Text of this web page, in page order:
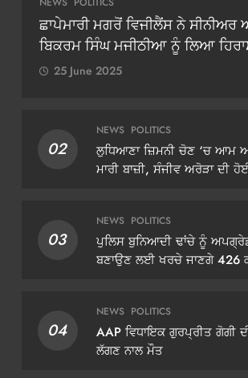
ਛਾਪੇਮਾਰੀ ਮਗਰੋਂ ਵਿਜੀਲੈਂਸ ਨੇ
ਬਿਕਰਮ ਸਿੰਘ ਮਜੀਠੀਆ ਨੂੰ ਲਿਆ
25 June 2025
02
NEWS POLITICS
ਲੁਧਿਆਣਾ ਜ਼ਿਮਨੀ ਚੋਣ ‘ਚ ਆਮ
ਮਾਰੀ ਬਾਜ਼ੀ, ਸੰਜੀਵ ਅਰੋੜਾ ਦੀ
03
NEWS POLITICS
ਪੁਲਿਸ ਬੁਨਿਆਦੀ ਢਾਂਚੇ ਨੂੰ
ਬਣਾਉਣ ਲਈ ਖਰਚੇ ਜਾਣਗੇ 426
04
NEWS POLITICS
AAP ਵਿਧਾਇਕ ਗੁਰਪ੍ਰੀਤ ਗੋਗੀ
ਲੱਗਣ ਨਾਲ ਮੌਤ